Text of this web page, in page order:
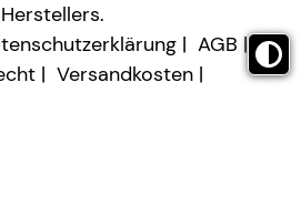
Herstellers.
AGB
Versandkosten